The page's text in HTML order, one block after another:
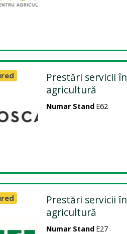
Prestări servicii în
agricultură
Numar Stand E62
Prestări servicii în
agricultură
Numar Stand E27